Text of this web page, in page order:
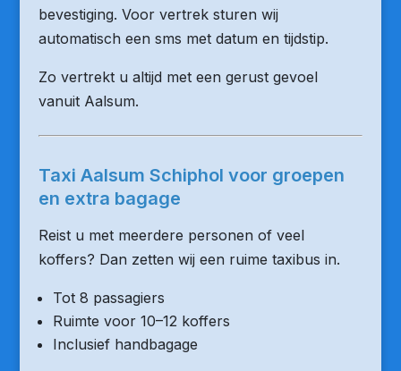
bevestiging. Voor vertrek sturen wij
automatisch een sms met datum en tijdstip.
Zo vertrekt u altijd met een gerust gevoel
vanuit Aalsum.
Taxi Aalsum Schiphol voor groepen
en extra bagage
Reist u met meerdere personen of veel
koffers? Dan zetten wij een ruime taxibus in.
Tot 8 passagiers
Ruimte voor 10–12 koffers
Inclusief handbagage